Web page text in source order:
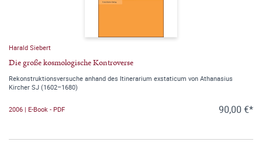
Harald Siebert
Die große kosmologische Kontroverse
Rekonstruktionsversuche anhand des Itinerarium exstaticum von Athanasius
Kircher SJ (1602–1680)
2006 | E-Book - PDF 90,00 €*